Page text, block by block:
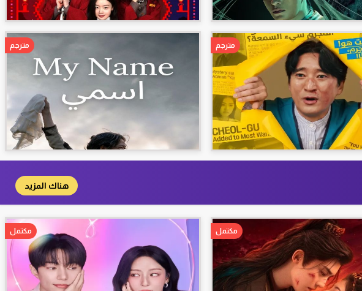
مترجم مترجم
هناك المزيد
مكتمل مكتمل